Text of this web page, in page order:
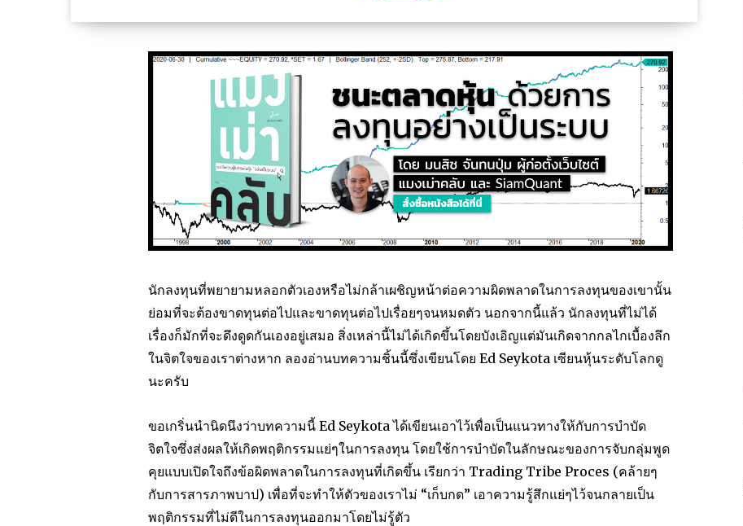
นักลงทุนที่พยายามหลอกตัวเองหรือไม่กล้าเผชิญหน้าต่อความผิดพลาดในการลงทุนของเขานั้น
ย่อมที่จะต้องขาดทุนต่อไปและขาดทุนต่อไปเรื่อยๆจนหมดตัว นอกจากนี้แล้ว นักลงทุนที่ไม่ได้
เรื่องก็มักที่จะดึงดูดกันเองอยู่เสมอ สิ่งเหล่านี้ไม่ได้เกิดขึ้นโดยบังเอิญแต่มันเกิดจากกลไกเบื้องลึก
ในจิตใจของเราต่างหาก ลองอ่านบทความชิ้นนี้ซึ่งเขียนโดย Ed Seykota เซียนหุ้นระดับโลกดู
นะครับ
ขอเกริ่นนำนิดนึงว่าบทความนี้ Ed Seykota ได้เขียนเอาไว้เพื่อเป็นแนวทางให้กับการบำบัด
จิตใจซึ่งส่งผลให้เกิดพฤติกรรมแย่ๆในการลงทุน โดยใช้การบำบัดในลักษณะของการจับกลุ่มพูด
คุยแบบเปิดใจถึงข้อผิดพลาดในการลงทุนที่เกิดขึ้น เรียกว่า Trading Tribe Proces (คล้ายๆ
กับการสารภาพบาป) เพื่อที่จะทำให้ตัวของเราไม่ “เก็บกด” เอาความรู้สึกแย่ๆไว้จนกลายเป็น
พฤติกรรมที่ไม่ดีในการลงทุนออกมาโดยไม่รู้ตัว